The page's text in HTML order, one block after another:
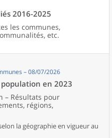
2016-2025
les communes,
etc.
– 08/07/2026
en 2023
– Résultats pour
régions,
la géographie en vigueur au